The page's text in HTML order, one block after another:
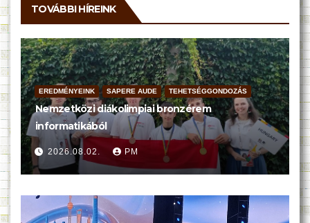
TOVÁBBI HÍREINK
EREDMÉNYEINK SAPERE AUDE TEHETSÉGGONDOZÁS
Nemzetközi diákolimpiai bronzérem
informatikából
2026.08.02. PM